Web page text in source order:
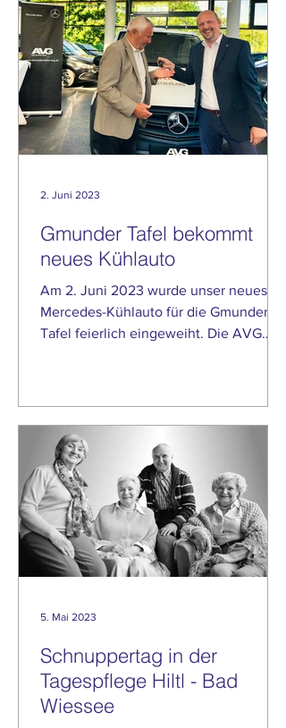
Gmunder Tafel bekommt
neues Kühlauto
Am 2. Juni 2023 wurde unser neues
Mercedes-Kühlauto für die Gmunder
Tafel feierlich eingeweiht. Die AVG
2. Juni 2023
Schnuppertag in der
Tagespflege Hiltl - Bad
Wiessee
5. Mai 2023